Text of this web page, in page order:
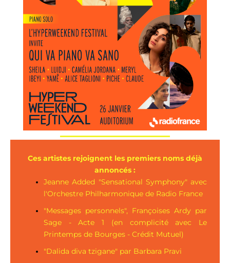
Ces artistes rejoignent les premiers noms déjà
annoncés :
Jeanne Added "Sensational Symphony" avec
l'Orchestre Philharmonique de Radio France
"Messages personnels", Françoises Ardy par
Sage - Acte 1 (en complicité avec Le
Printemps de Bourges - Crédit Mutuel)
"Dalida diva tzigane" par Barbara Pravi